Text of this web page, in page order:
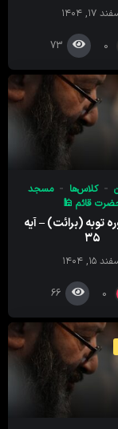
۱۷, ۱۴۰۴
0
73
کلاس‌ها
مسجد
قائم 🕌
توبه (برائت) – آیه
۳۵
۱۵, ۱۴۰۴
0
66